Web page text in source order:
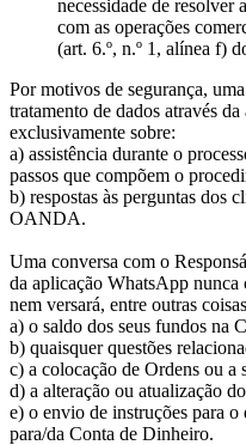
necessidade de resolver
com as operações
(art. 6.º, n.º 1, alínea f)
Por motivos de segurança,
tratamento de dados através
exclusivamente sobre:
a) assistência durante o
passos que compõem o
b) respostas às perguntas dos
OANDA.
Uma conversa com o
da aplicação WhatsApp nunca
nem versará, entre outras
a) o saldo dos seus fundos na
b) quaisquer questões
c) a colocação de Ordens ou a
d) a alteração ou atualização
e) o envio de instruções para
para/da Conta de Dinheiro.